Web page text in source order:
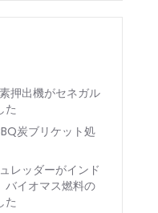
押出機がセネガル
た
炭ブリケット処
レッダーがインド
バイオマス燃料の
た